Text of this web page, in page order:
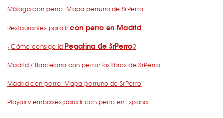
Málaga con perro: Mapa perruno de SrPerro
Restaurantes para ircon perro en Madrid
¿Cómo consigo la Pegatina de SrPerro?
Madrid / Barcelona con perro: los libros de SrPerro
Madrid con perro: Mapa perruno de SrPerro
Playas y embalses para ir con perro en España